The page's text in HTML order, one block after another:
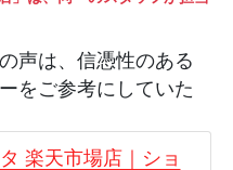
声は、信憑性のある
をご参考にしていた
楽天市場店｜ショ